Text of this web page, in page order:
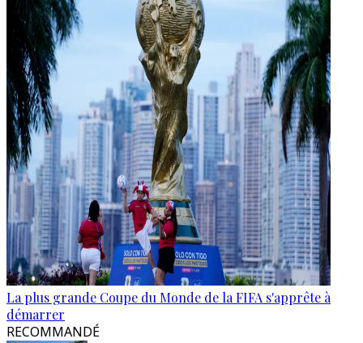
La plus grande Coupe du Monde de la FIFA s'apprête à
démarrer
RECOMMANDÉ